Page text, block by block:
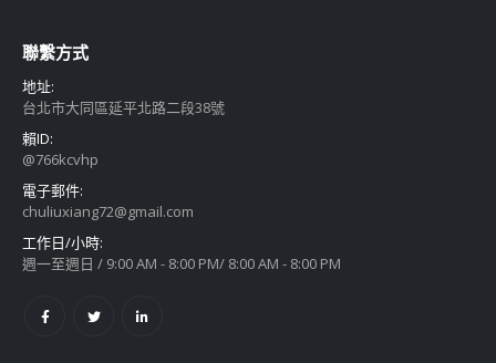
聯繫方式
地址:
台北市大同區延平北路二段38號
賴ID:
@766kcvhp
電子郵件:
chuliuxiang72@gmail.com
工作日/小時:
週一至週日 / 9:00 AM - 8:00 PM/ 8:00 AM - 8:00 PM